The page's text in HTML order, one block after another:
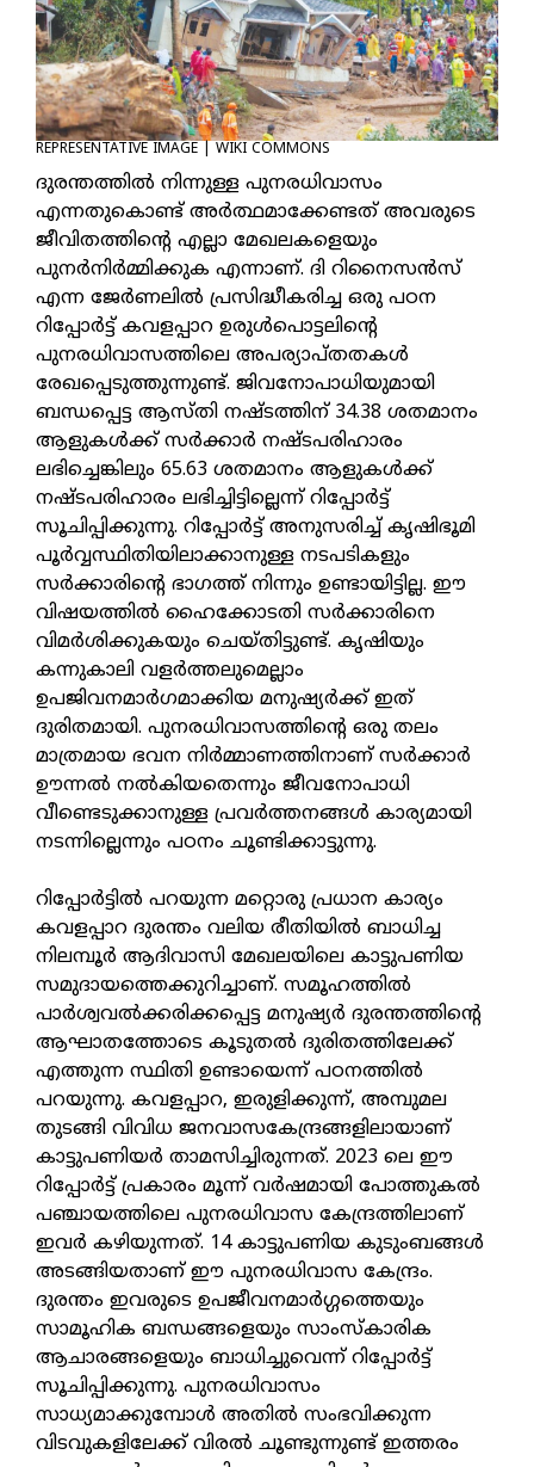
REPRESENTATIVE IMAGE | WIKI COMMONS
ദുരന്തത്തില്‍ നിന്നുള്ള പുനരധിവാസം
എന്നതുകൊണ്ട് അര്‍ത്ഥമാക്കേണ്ടത് അവരുടെ
ജീവിതത്തിന്റെ എല്ലാ മേഖലകളെയും
പുനര്‍നിര്‍മ്മിക്കുക എന്നാണ്. ദി റിനൈസന്‍സ്
എന്ന ജേര്‍ണലില്‍ പ്രസിദ്ധീകരിച്ച ഒരു പഠന
റിപ്പോര്‍ട്ട് കവളപ്പാറ ഉരുള്‍പൊട്ടലിന്റെ
പുനരധിവാസത്തിലെ അപര്യാപ്തതകള്‍
രേഖപ്പെടുത്തുന്നുണ്ട്. ജിവനോപാധിയുമായി
ബന്ധപ്പെട്ട ആസ്തി നഷ്ടത്തിന് 34.38 ശതമാനം
ആളുകള്‍ക്ക് സര്‍ക്കാര്‍ നഷ്ടപരിഹാരം
ലഭിച്ചെങ്കിലും 65.63 ശതമാനം ആളുകള്‍ക്ക്
നഷ്ടപരിഹാരം ലഭിച്ചിട്ടില്ലെന്ന് റിപ്പോര്‍ട്ട്
സൂചിപ്പിക്കുന്നു. റിപ്പോര്‍ട്ട് അനുസരിച്ച് കൃഷിഭൂമി
പൂര്‍വ്വസ്ഥിതിയിലാക്കാനുള്ള നടപടികളും
സര്‍ക്കാരിന്റെ ഭാഗത്ത് നിന്നും ഉണ്ടായിട്ടില്ല. ഈ
വിഷയത്തില്‍ ഹൈക്കോടതി സർക്കാരിനെ
വിമര്‍ശിക്കുകയും ചെയ്തിട്ടുണ്ട്. കൃഷിയും
കന്നുകാലി വളര്‍ത്തലുമെല്ലാം
ഉപജിവനമാര്‍ഗമാക്കിയ മനുഷ്യര്‍ക്ക് ഇത്
ദുരിതമായി. പുനരധിവാസത്തിന്റെ ഒരു തലം
മാത്രമായ ഭവന നിര്‍മ്മാണത്തിനാണ് സര്‍ക്കാര്‍
ഊന്നല്‍ നല്‍കിയതെന്നും ജീവനോപാധി
വീണ്ടെടുക്കാനുള്ള പ്രവര്‍ത്തനങ്ങള്‍ കാര്യമായി
നടന്നില്ലെന്നും പഠനം ചൂണ്ടിക്കാട്ടുന്നു.
റിപ്പോര്‍ട്ടില്‍ പറയുന്ന മറ്റൊരു പ്രധാന കാര്യം
കവളപ്പാറ ദുരന്തം വലിയ രീതിയില്‍ ബാധിച്ച
നിലമ്പൂര്‍ ആദിവാസി മേഖലയിലെ കാട്ടുപണിയ
സമുദായത്തെക്കുറിച്ചാണ്. സമൂഹത്തില്‍
പാര്‍ശ്വവല്‍ക്കരിക്കപ്പെട്ട മനുഷ്യര്‍ ദുരന്തത്തിന്റെ
ആഘാതത്തോടെ കൂടുതല്‍ ദുരിതത്തിലേക്ക്
എത്തുന്ന സ്ഥിതി ഉണ്ടായെന്ന് പഠനത്തില്‍
പറയുന്നു. കവളപ്പാറ, ഇരുളിക്കുന്ന്, അമ്പുമല
തുടങ്ങി വിവിധ ജനവാസകേന്ദ്രങ്ങളിലായാണ്
കാട്ടുപണിയര്‍ താമസിച്ചിരുന്നത്. 2023 ലെ ഈ
റിപ്പോര്‍ട്ട് പ്രകാരം മൂന്ന് വര്‍ഷമായി പോത്തുകല്‍
പഞ്ചായത്തിലെ പുനരധിവാസ കേന്ദ്രത്തിലാണ്
ഇവര്‍ കഴിയുന്നത്. 14 കാട്ടുപണിയ കുടുംബങ്ങള്‍
അടങ്ങിയതാണ് ഈ പുനരധിവാസ കേന്ദ്രം.
ദുരന്തം ഇവരുടെ ഉപജീവനമാര്‍ഗ്ഗത്തെയും
സാമൂഹിക ബന്ധങ്ങളെയും സാംസ്‌കാരിക
ആചാരങ്ങളെയും ബാധിച്ചുവെന്ന് റിപ്പോര്‍ട്ട്
സൂചിപ്പിക്കുന്നു. പുനരധിവാസം
സാധ്യമാക്കുമ്പോള്‍ അതില്‍ സംഭവിക്കുന്ന
വിടവുകളിലേക്ക് വിരല്‍ ചൂണ്ടുന്നുണ്ട് ഇത്തരം